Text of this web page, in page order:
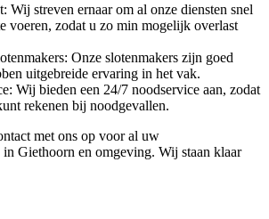
Wij streven ernaar om al onze diensten snel
voeren, zodat u zo min mogelijk overlast
Onze slotenmakers zijn goed
uitgebreide ervaring in het vak.
Wij bieden een 24/7 noodservice aan, zodat
rekenen bij noodgevallen.
met ons op voor al uw
in Giethoorn en omgeving. Wij staan klaar